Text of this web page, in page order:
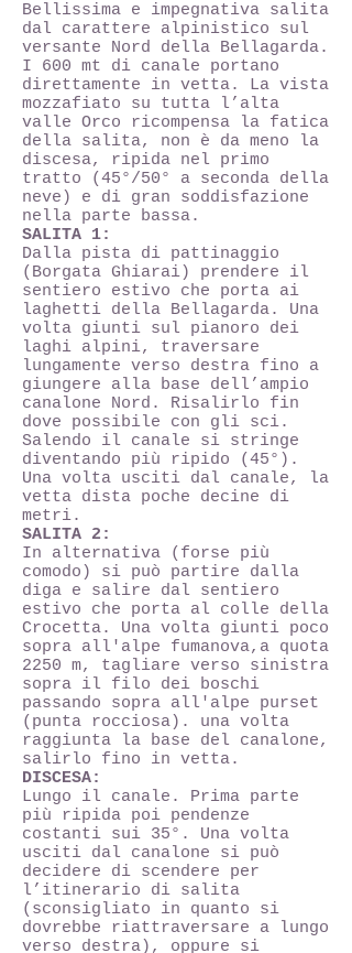
Bellissima e impegnativa salita
dal carattere alpinistico sul
versante Nord della Bellagarda.
I 600 mt di canale portano
direttamente in vetta. La vista
mozzafiato su tutta l’alta
valle Orco ricompensa la fatica
della salita, non è da meno la
discesa, ripida nel primo
tratto (45°/50° a seconda della
neve) e di gran soddisfazione
nella parte bassa.
SALITA 1:
Dalla pista di pattinaggio
(Borgata Ghiarai) prendere il
sentiero estivo che porta ai
laghetti della Bellagarda. Una
volta giunti sul pianoro dei
laghi alpini, traversare
lungamente verso destra fino a
giungere alla base dell’ampio
canalone Nord. Risalirlo fin
dove possibile con gli sci.
Salendo il canale si stringe
diventando più ripido (45°).
Una volta usciti dal canale, la
vetta dista poche decine di
metri.
SALITA 2:
In alternativa (forse più
comodo) si può partire dalla
diga e salire dal sentiero
estivo che porta al colle della
Crocetta. Una volta giunti poco
sopra all'alpe fumanova,a quota
2250 m, tagliare verso sinistra
sopra il filo dei boschi
passando sopra all'alpe purset
(punta rocciosa). una volta
raggiunta la base del canalone,
salirlo fino in vetta.
DISCESA:
Lungo il canale. Prima parte
più ripida poi pendenze
costanti sui 35°. Una volta
usciti dal canalone si può
decidere di scendere per
l’itinerario di salita
(sconsigliato in quanto si
dovrebbe riattraversare a lungo
verso destra), oppure si